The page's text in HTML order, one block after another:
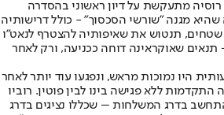
מתעקשת על דיון ראשוני בהסדרה
מגנה "שורשי הסכסוך" - כולל דרישותיה
שטחים, תנטוש את שאיפותיה להצטרף לנאט"ו
תנאים שאוקראינה דוחה ככניעה, ורק לאחר
היו נמוכות מראש, ונפגעו עוד יותר לאחר
ללא פגישה בינו לבין פוטין. רוביו
בדרג המשלחות – שכללו נציגים בדרג